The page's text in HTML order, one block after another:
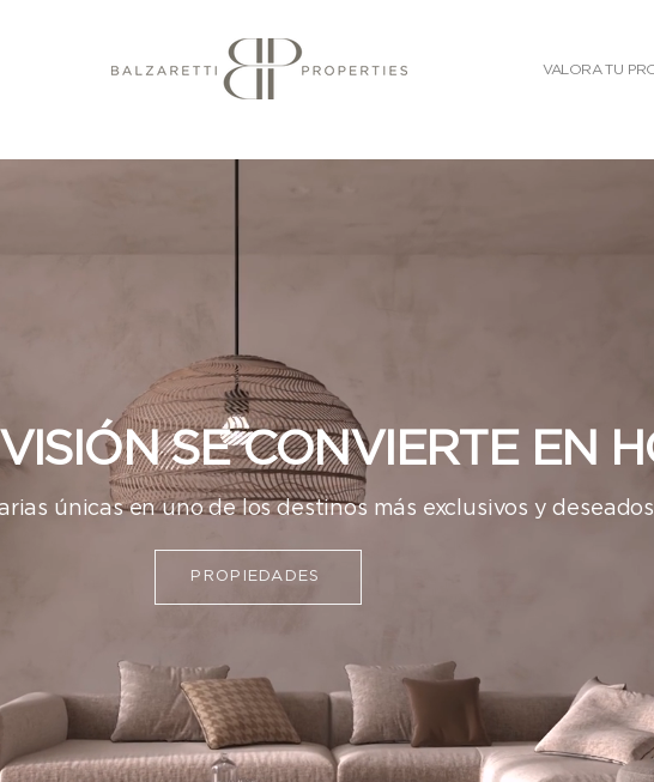
VALORA TU
SE CONVIERTE EN
únicas en uno de los destinos más exclusivos y
PROPIEDADES